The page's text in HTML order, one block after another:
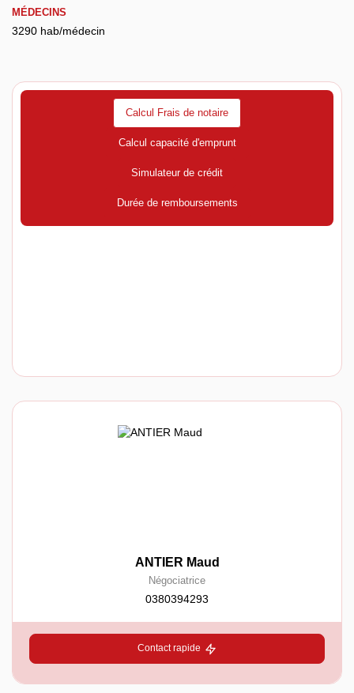
MÉDECINS
3290 hab/médecin
Calcul Frais de notaire
Calcul capacité d'emprunt
Simulateur de crédit
Durée de remboursements
ANTIER Maud
Négociatrice
0380394293
Contact rapide